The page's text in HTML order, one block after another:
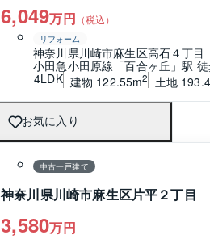
6,049万円 （税込）
リフォーム
神奈川県川崎市麻生区高石４丁目
小田急小田原線「百合ヶ丘」駅
4LDK 建物 122.55m2 土地
お気に入り
中古一戸建て
神奈川県川崎市麻生区片平２丁目
3,580万円